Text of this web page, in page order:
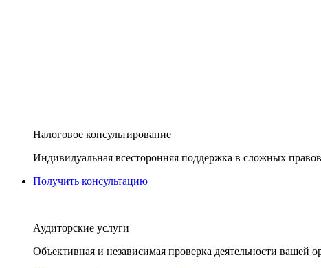
Налоговое консультирование
Индивидуальная всесторонняя поддержка в сложных
Получить консультацию
Аудиторские услуги
Объективная и независимая проверка деятельности вашей